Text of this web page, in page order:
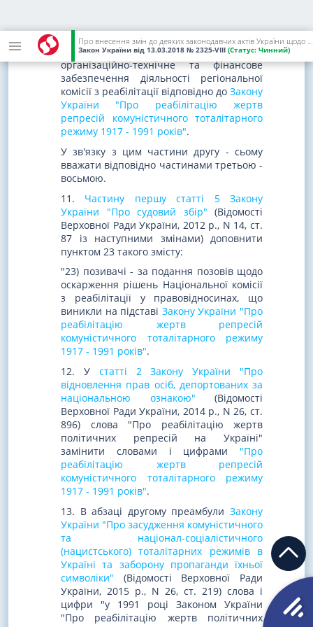
Про внесення змін до деяких законодавчих актів України щодо удосконалення процедури реабілітації жертв репресій комуністичного тоталітарного режиму 1917 - 1991 років
Закон України від 13.03.2018 № 2325-VIII (Статус: Чинний)
"2. Апарат Ради міністрів Автономної
Республіки Крим здійснює також
організаційно-технічне та фінансове
забезпечення діяльності регіональної
комісії з реабілітації відповідно до Закону
України "Про реабілітацію жертв
репресій комуністичного тоталітарного
режиму 1917 - 1991 років".
У зв'язку з цим частини другу - сьому
вважати відповідно частинами третьою -
восьмою.
11. Частину першу статті 5 Закону
України "Про судовий збір" (Відомості
Верховної Ради України, 2012 р., N 14, ст.
87 із наступними змінами) доповнити
пунктом 23 такого змісту:
"23) позивачі - за подання позовів щодо
оскарження рішень Національної комісії
з реабілітації у правовідносинах, що
виникли на підставі Закону України "Про
реабілітацію жертв репресій
комуністичного тоталітарного режиму
1917 - 1991 років".
12. У статті 2 Закону України "Про
відновлення прав осіб, депортованих за
національною ознакою" (Відомості
Верховної Ради України, 2014 р., N 26, ст.
896) слова "Про реабілітацію жертв
політичних репресій на Україні"
замінити словами і цифрами "Про
реабілітацію жертв репресій
комуністичного тоталітарного режиму
1917 - 1991 років".
13. В абзаці другому преамбули Закону
України "Про засудження комуністичного
та націонал-соціалістичного
(нацистського) тоталітарних режимів в
Україні та заборону пропаганди їхньої
символіки" (Відомості Верховної Ради
України, 2015 р., N 26, ст. 219) слова і
цифри "у 1991 році Законом України
"Про реабілітацію жертв політичних